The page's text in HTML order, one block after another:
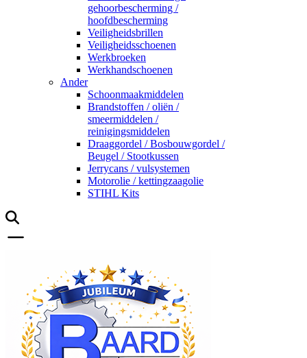
gehoorbescherming /
hoofdbescherming
Veiligheidsbrillen
Veiligheidsschoenen
Werkbroeken
Werkhandschoenen
Ander
Schoonmaakmiddelen
Brandstoffen / oliën /
smeermiddelen /
reinigingsmiddelen
Draaggordel / Bosbouwgordel /
Beugel / Stootkussen
Jerrycans / vulsystemen
Motorolie / kettingzaagolie
STIHL Kits